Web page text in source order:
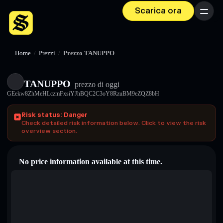
Scarica ora Menu
Home / Prezzi / Prezzo TANUPPO
TANUPPO prezzo di oggi
GEekw8ZhMeHLczmFxsiYJhBQC2C3oY8RzuBM9eZQZ8bH
Risk status: Danger
Check detailed risk information below. Click to view the risk
overview section.
No price information available at this time.